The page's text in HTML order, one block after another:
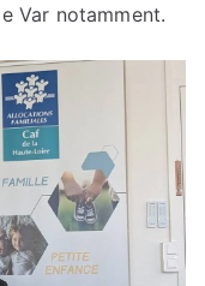
Var notamment.